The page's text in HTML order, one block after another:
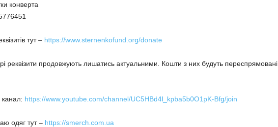
конверта
тут – https://www.sternenkofund.org/donate
реквізити продовжують лишатись актуальними. Кошти з них будуть переспрямовані
канал: https://www.youtube.com/channel/UC5HBd4l_kpba5b0O1pK-Bfg/join
одяг тут – https://smerch.com.ua